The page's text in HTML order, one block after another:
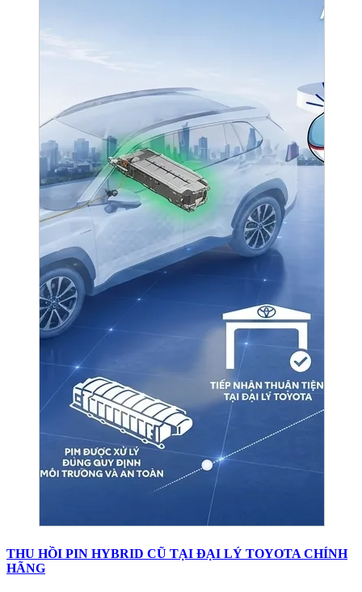
THU HỒI PIN HYBRID CŨ TẠI ĐẠI LÝ TOYOTA CHÍNH
HÃNG